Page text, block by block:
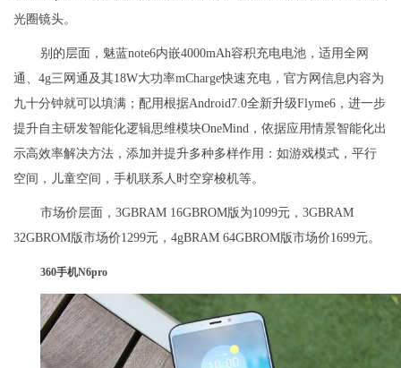
光圈镜头。
别的层面，魅蓝note6内嵌4000mAh容积充电电池，适用全网
通、4g三网通及其18W大功率mCharge快速充电，官方网信息内容为
九十分钟就可以填满；配用根据Android7.0全新升级Flyme6，进一步
提升自主研发智能化逻辑思维模块OneMind，依据应用情景智能化出
示高效率解决方法，添加并提升多种多样作用：如游戏模式，平行
空间，儿童空间，手机联系人时空穿梭机等。
市场价层面，3GBRAM 16GBROM版为1099元，3GBRAM
32GBROM版市场价1299元，4gBRAM 64GBROM版市场价1699元。
360手机N6pro